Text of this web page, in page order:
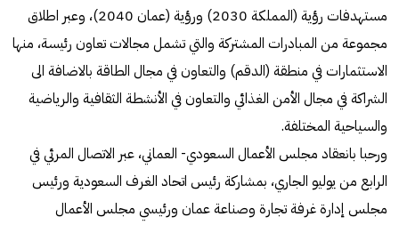
مستهدفات رؤية (المملكة 2030) ورؤية (عمان 2040)، وعبر اطلاق
مجموعة من المبادرات المشتركة والتي تشمل مجالات تعاون رئيسة، منها
الاستثمارات في منطقة (الدقم) والتعاون في مجال الطاقة بالاضافة الى
الشراكة في مجال الأمن الغذائي والتعاون في الأنشطة الثقافية والرياضية
والسياحية المختلفة.
ورحبا بانعقاد مجلس الأعمال السعودي- العماني، عبر الاتصال المرئي في
الرابع من يوليو الجاري، بمشاركة رئيس اتحاد الغرف السعودية ورئيس
مجلس إدارة غرفة تجارة وصناعة عمان ورئيسي مجلس الأعمال